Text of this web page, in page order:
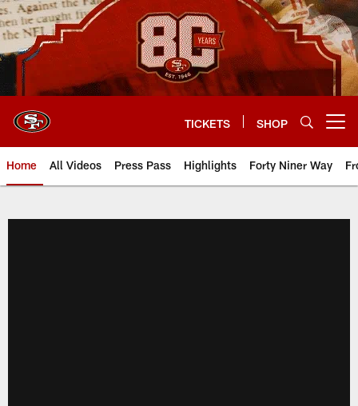
Skip
to
main
content
TICKETS SHOP
Home All Videos Press Pass Highlights Forty Niner Way